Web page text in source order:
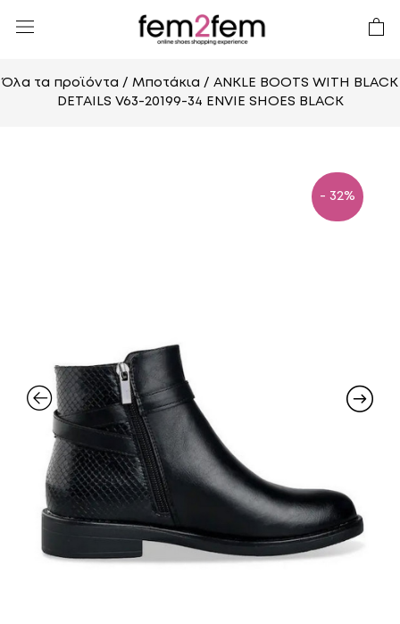
Όλα τα προϊόντα / Μποτάκια / ANKLE BOOTS WITH BLACK
DETAILS V63-20199-34 ENVIE SHOES BLACK
- 32%